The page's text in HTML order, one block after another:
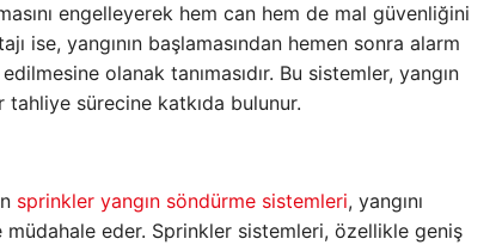
engelleyerek hem can hem de mal güvenliğini
ise, yangının başlamasından hemen sonra alarm
olanak tanımasıdır. Bu sistemler, yangın
tahliye sürecine katkıda bulunur.
sprinkler yangın söndürme sistemleri, yangını
eder. Sprinkler sistemleri, özellikle geniş